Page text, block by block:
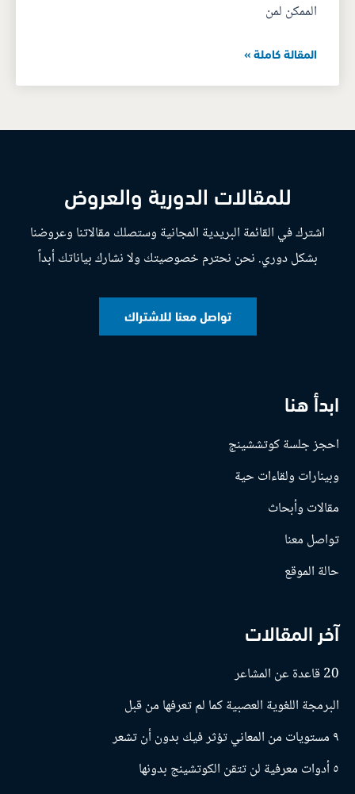
الممكن لمن
المقالة كاملة »
للمقالات الدورية والعروض
اشترك في القائمة البريدية المجانية وستصلك مقالاتنا وعروضنا
بشكل دوري. نحن نحترم خصوصيتك ولا نشارك بياناتك أبداً
تواصل معنا للاشتراك
ابدأ هنا
احجز جلسة كوتششينج
وبينارات ولقاءات حية
مقالات وأبحاث
تواصل معنا
حالة الموقع
آخر المقالات
20 قاعدة عن المشاعر
البرمجة اللغوية العصبية كما لم تعرفها من قبل
٩ مستويات من المعاني تؤثر فيك بدون أن تشعر
٥ أدوات معرفية لن تتقن الكوتشينج بدونها